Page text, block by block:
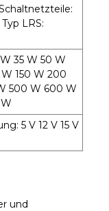
LRS:
35 W 50 W
150 W 200
500 W 600 W
5 V 12 V 15 V
und